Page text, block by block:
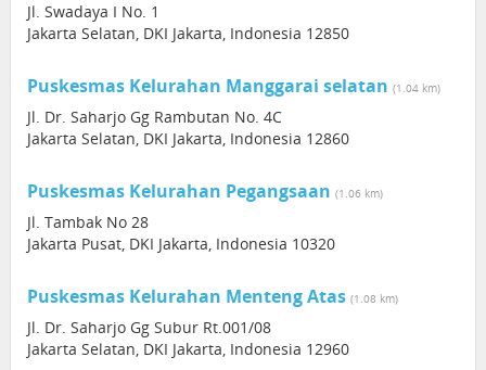
Jl. Swadaya I No. 1
Jakarta Selatan, DKI Jakarta, Indonesia 12850
Puskesmas Kelurahan Manggarai selatan (1.04 km)
Jl. Dr. Saharjo Gg Rambutan No. 4C
Jakarta Selatan, DKI Jakarta, Indonesia 12860
Puskesmas Kelurahan Pegangsaan (1.06 km)
Jl. Tambak No 28
Jakarta Pusat, DKI Jakarta, Indonesia 10320
Puskesmas Kelurahan Menteng Atas (1.08 km)
Jl. Dr. Saharjo Gg Subur Rt.001/08
Jakarta Selatan, DKI Jakarta, Indonesia 12960